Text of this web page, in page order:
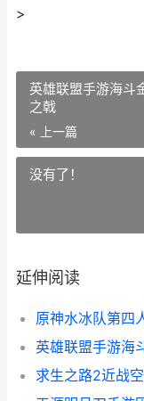
>
英雄联盟手游海斗
之戟
« 上一篇
没有了！
延伸阅读
原神水冰队第四